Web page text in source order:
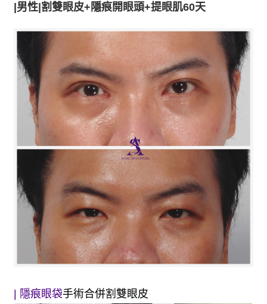
|男性|割雙眼皮+隱痕開眼頭+提眼肌60天
| 隱痕眼袋手術合併割雙眼皮